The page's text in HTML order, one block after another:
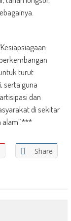
turut
serta guna
dan
di sekitar
alam”.***
Share